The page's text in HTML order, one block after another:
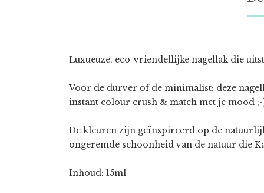
Luxueuze, eco-vriendellijke nagellak die
Voor de durver of de minimalist: deze
instant colour crush & match met je mood
De kleuren zijn geïnspireerd op de
ongeremde schoonheid van de natuur die
Inhoud: 15ml